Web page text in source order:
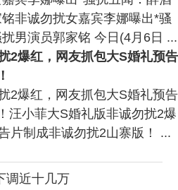
非诚勿扰女嘉宾李娜曝出*骚
男演员郭家铭 今日(4月6日 ...
2爆红，网友抓包大S婚礼预告
2爆红，网友抓包大S婚礼预告
汪小菲大S婚礼版非诚勿扰2爆
片制成非诚勿扰2山寨版！ ...
调近十几万